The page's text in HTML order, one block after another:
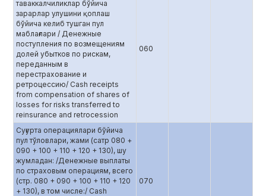
таваккалчиликлар бўйича
зарарлар улушини қоплаш
бўйича келиб тушган пул
маблағлари / Денежные
поступления по возмещениям
долей убытков по рискам,
переданным в
перестрахование и
ретроцессию/ Cash receipts
from compensation of shares of
losses for risks transferred to
reinsurance and retrocession
060
Суғурта операциялари бўйича
пул тўловлари, жами (сатр 080 +
090 + 100 + 110 + 120 + 130), шу
жумладан: /Денежные выплаты
по страховым операциям, всего
(стр. 080 + 090 + 100 + 110 + 120
+ 130), в том числе:/ Cash
070